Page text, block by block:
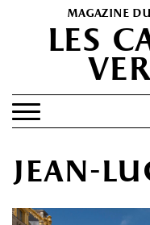
magazine
les
Search Button
jean-